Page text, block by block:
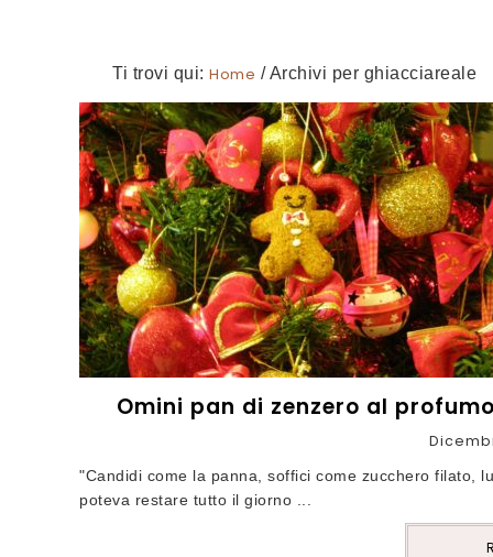
Ti trovi qui: Home /Archivi per ghiacciareale
Omini pan di zenzero al
"Candidi come la panna, soffici come zucchero filato,
poteva restare tutto il giorno ...